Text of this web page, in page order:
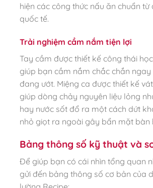
hiện các công thức nấu ăn chuẩn từ
quốc tế.
Trải nghiệm cầm nắm tiện lợi
Tay cầm được thiết kế công thái
giúp bạn cầm nắm chắc chắn ngay
đang ướt. Miệng ca được thiết kế
giúp dòng chảy nguyên liệu lỏng
hay nước sốt đổ ra một cách dứt
nhỏ giọt ra ngoài gây bẩn mặt bàn
Bảng thông số kỹ thuật và
Để giúp bạn có cái nhìn tổng quan
gửi đến bảng thông số cơ bản của